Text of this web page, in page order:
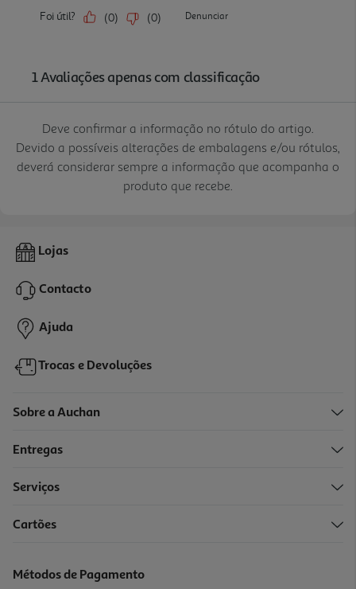
Deve confirmar a informação no rótulo do artigo.
Devido a possíveis alterações de embalagens e/ou rótulos,
deverá considerar sempre a informação que acompanha o
produto que recebe.
Lojas
Contacto
Ajuda
Trocas e Devoluções
Sobre a Auchan
Entregas
Serviços
Cartões
Métodos de Pagamento